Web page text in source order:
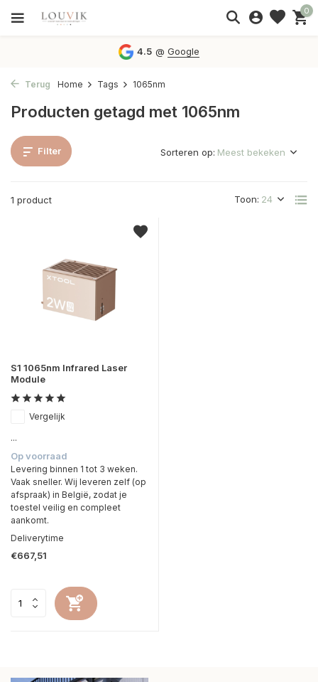
0
4.5 @Google
Terug Home Tags 1065nm
Producten getagd met 1065nm
Filter
1 product Toon:
Sorteren op:
S1 1065nm Infrared Laser
Module
Vergelijk
...
Op voorraad
Levering binnen 1 tot 3 weken.
Vaak sneller. Wij leveren zelf (op
afspraak) in België, zodat je
toestel veilig en compleet
aankomt.
Deliverytime
€667,51